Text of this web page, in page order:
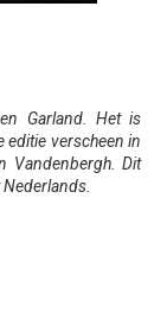
Garland. Het is
editie verscheen in
Vandenbergh. Dit